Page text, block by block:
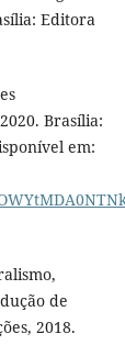
Editora
Brasília:
em:
de
2018.